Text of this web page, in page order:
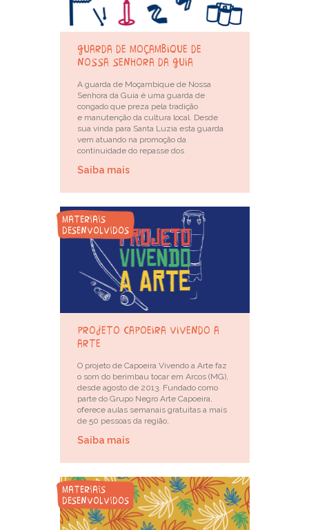
guarda de moçambique de
nossa senhora da guia
A guarda de Moçambique de Nossa
Senhora da Guia é uma guarda de
congado que preza pela tradição
e manutenção da cultura local. Desde
sua vinda para Santa Luzia esta guarda
vem atuando na promoção da
continuidade do repasse dos
Saiba mais
materiais
desenvolvidos
projeto capoeira vivendo a
arte
O projeto de Capoeira Vivendo a Arte faz
o som do berimbau tocar em Arcos (MG),
desde agosto de 2013. Fundado como
parte do Grupo Negro Arte Capoeira,
oferece aulas semanais gratuitas a mais
de 50 pessoas da região,
Saiba mais
materiais
desenvolvidos